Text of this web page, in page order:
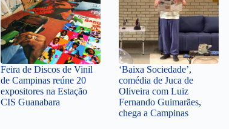
Feira de Discos de Vinil
de Campinas reúne 20
expositores na Estação
CIS Guanabara
‘Baixa Sociedade’,
comédia de Juca de
Oliveira com Luiz
Fernando Guimarães,
chega a Campinas